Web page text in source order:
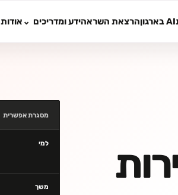
AI בארגון הרצאת השראהידע ומדריכים אודות
מסגרת אפשרית
למי
משך